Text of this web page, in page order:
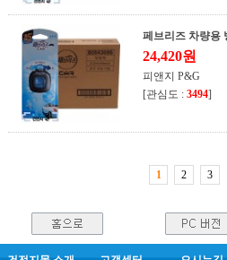
페브리즈 차량용
24,420원
피앤지 P&G
[관심도 : 3494]
1 2 3